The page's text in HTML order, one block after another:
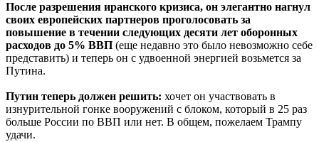
После разрешения иранского кризиса, он элегантно нагнул
своих европейских партнеров проголосовать за
повышение в течении следующих десяти лет оборонных
расходов до 5% ВВП (еще недавно это было невозможно себе
представить) и теперь он с удвоенной энергией возьмется за
Путина.
Путин теперь должен решить: хочет он участвовать в
изнурительной гонке вооружений с блоком, который в 25 раз
больше России по ВВП или нет. В общем, пожелаем Трампу
удачи.